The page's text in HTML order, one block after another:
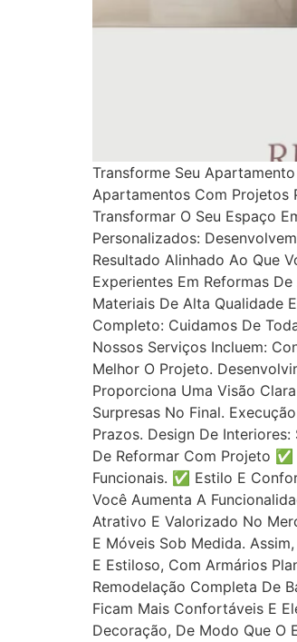
Transforme Seu
Apartamentos Com Projetos
Transformar O Seu Espaço
Personalizados:
Resultado Alinhado Ao Que
Experientes Em Reformas
Materiais De Alta Qualidade
Completo: Cuidamos De
Nossos Serviços Incluem:
Melhor O Projeto.
Proporciona Uma Visão
Surpresas No Final.
Prazos. Design De
De Reformar Com Projeto
Funcionais. ✅ Estilo E
Você Aumenta A
Atrativo E Valorizado No
E Móveis Sob Medida.
E Estiloso, Com Armários
Remodelação Completa De
Ficam Mais Confortáveis E
Decoração, De Modo Que O